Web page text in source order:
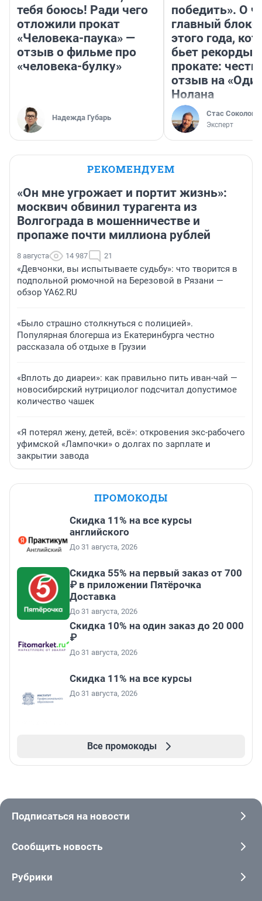
тебя боюсь! Ради чего
отложили прокат
«Человека-паука» —
отзыв о фильме про
«человека-булку»
Надежда Губарь
победить». О
главный
этого года,
бьет рекорды в
прокате:
отзыв на
Нолана
Стас Соколов
Эксперт
РЕКОМЕНДУЕМ
«Он мне угрожает и портит жизнь»:
москвич обвинил турагента из
Волгограда в мошенничестве и
пропаже почти миллиона рублей
8 августа 14 987 21
«Девчонки, вы испытываете судьбу»: что творится в
подпольной рюмочной на Березовой в Рязани —
обзор YA62.RU
«Было страшно столкнуться с полицией».
Популярная блогерша из Екатеринбурга честно
рассказала об отдыхе в Грузии
«Вплоть до диареи»: как правильно пить иван-чай —
новосибирский нутрициолог подсчитал допустимое
количество чашек
«Я потерял жену, детей, всё»: откровения экс-рабочего
уфимской «Лампочки» о долгах по зарплате и
закрытии завода
ПРОМОКОДЫ
Скидка 11% на все курсы
английского
До 31 августа, 2026
Скидка 55% на первый заказ от 700
₽ в приложении Пятёрочка
Доставка
До 31 августа, 2026
Скидка 10% на один заказ до 20 000
₽
До 31 августа, 2026
Скидка 11% на все курсы
До 31 августа, 2026
Все промокоды
Подписаться на новости
Сообщить новость
Рубрики